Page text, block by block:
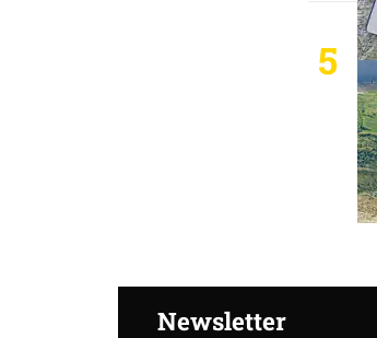
5
Newsletter